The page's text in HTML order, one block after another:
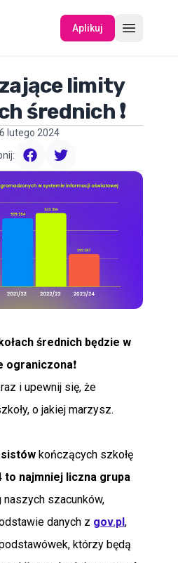
Aplikuj
limity
średnich ❗
lutego 2024
facebooktwitter
średnich będzie w
ograniczona❗
i upewnij się, że
o jakiej marzysz.
kończących szkołę
to najmniej liczna grupa
naszych szacunków,
danych z gov.pl,
którzy będą